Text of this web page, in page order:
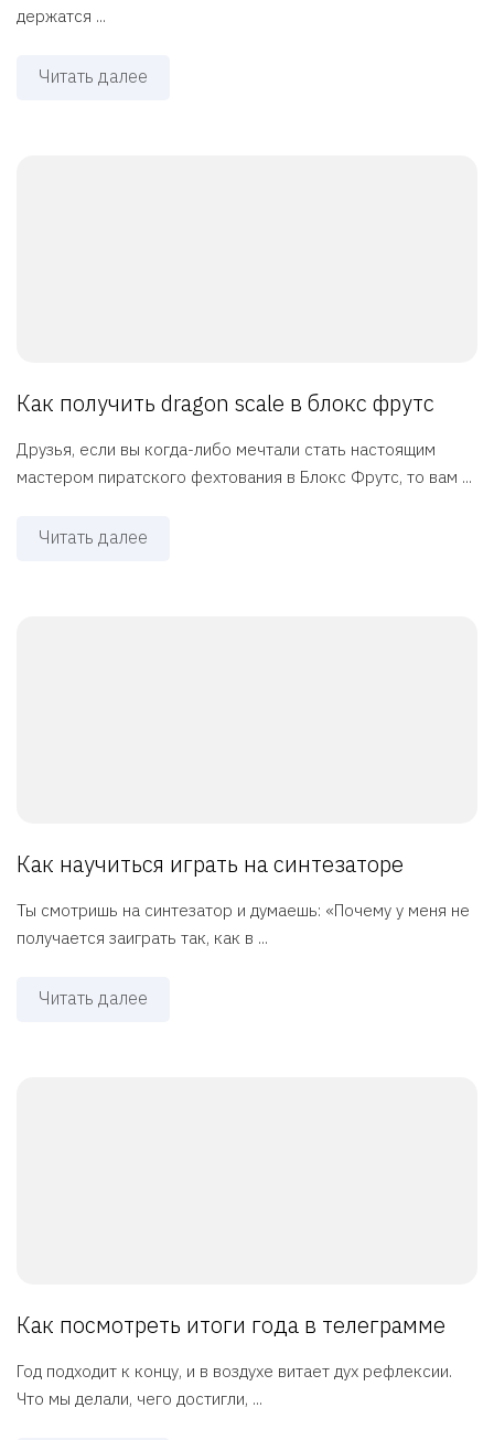
держатся ...
Читать далее
Как получить dragon scale в блокс фрутс
Друзья, если вы когда-либо мечтали стать настоящим
мастером пиратского фехтования в Блокс Фрутс, то вам ...
Читать далее
Как научиться играть на синтезаторе
Ты смотришь на синтезатор и думаешь: «Почему у меня не
получается заиграть так, как в ...
Читать далее
Как посмотреть итоги года в телеграмме
Год подходит к концу, и в воздухе витает дух рефлексии.
Что мы делали, чего достигли, ...